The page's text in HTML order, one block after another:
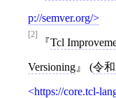
p://semver.org/
[2]
Tcl
Versioning (令
https://core.tcl-